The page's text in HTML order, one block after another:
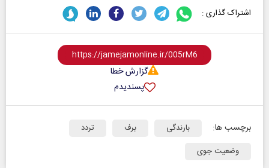
اشتراک گذاری :
گزارش خطا
پسندیدم
برچسب ها: بارندگی برف
تردد
وضعیت جوی